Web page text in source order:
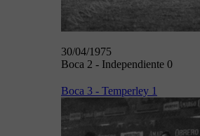
30/04/1975
Boca 2 - Independiente 0
Boca 3 - Temperley 1